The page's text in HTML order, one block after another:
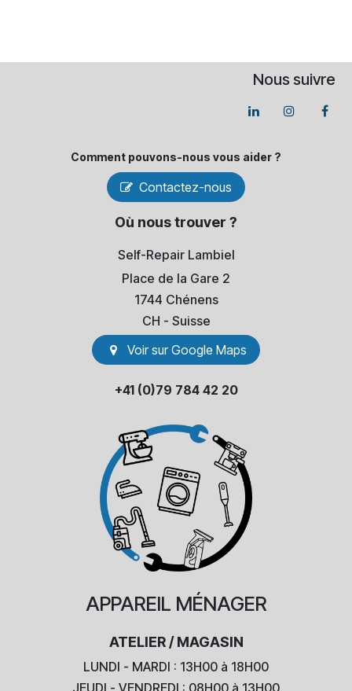
Nous suivre
Comment pouvons-​nous vous aider ?
Contactez-nous
Où nous trouver ?
Self-Repair Lambiel
Place de la Gare 2
1744 Chénens
​CH - Suisse
Voir sur Go​​ogle Maps
+41 (0)79 784 42 20
APPAREIL MÉNAGER
ATELIER / MAGASIN
LUNDI - MARDI : 13H00 à 18H00